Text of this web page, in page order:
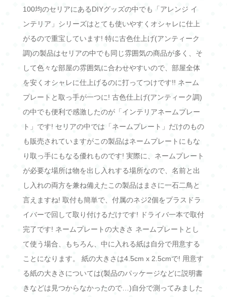
100均のセリアにあるDIYグッズの中でも「アレンジ イ
ンテリア」シリーズはとても使いやすくオシャレに仕上
がるので重宝しています! 特に古色仕上げ(アンティーク
調)の製品はセリアの中でも同じ雰囲気の商品が多く、そ
して色々な部屋の雰囲気に合わせやすいので、部屋全体
を安くオシャレに仕上げるのに打ってつけです!! ネーム
プレートと取っ手が一つに! 古色仕上げ(アンティーク調)
の中でも便利で感激したのが「インテリアネームプレー
ト」です! セリアの中では「ネームプレート」だけのもの
も販売されていますがこの製品はネームプレートにもな
り取っ手にもなる優れものです! 実際に、ネームプレート
が必要な場所は物を出し入れする場所なので、名前と出
し入れの両方を兼ね備えたこの製品はまさに一石二鳥と
言えますね! 取付も簡単で、付属のネジ2個をプラスドラ
イバーで回して取り付けるだけです! ドライバ一本で取付
完了です! ネームプレートの大きさ ネームプレートとし
て使う場合、もちろん、中に入れる紙は自分で用意する
ことになります。 紙の大きさは4.5cm x 2.5cmで! 用意す
る紙の大きさについては(製品のパッケージなどに説明書
きなどは見つからなかったので…)自分で測ってみました